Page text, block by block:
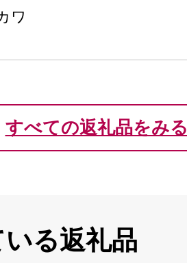
ワ
すべての返礼品をみる
る返礼品